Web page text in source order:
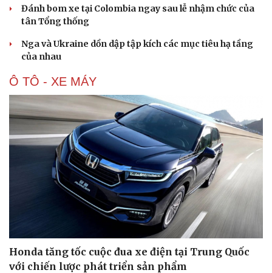
Đánh bom xe tại Colombia ngay sau lễ nhậm chức của
tân Tổng thống
Nga và Ukraine dồn dập tập kích các mục tiêu hạ tầng
của nhau
Ô TÔ - XE MÁY
Honda tăng tốc cuộc đua xe điện tại Trung Quốc
với chiến lược phát triển sản phẩm